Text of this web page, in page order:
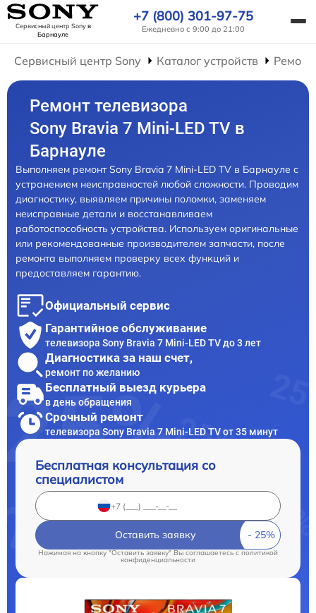
Сервисный центр Sonyв
Барнауле
+7 (800) 301-97-75
Ежедневно с 9:00 до 21:00
Сервисный центр Sony Каталог устройств Ремонт
Ремонт телевизора
Sony Bravia 7 Mini-LED TV в
Барнауле
Выполняем ремонт Sony Bravia 7 Mini-LED TV в Барнауле с
устранением неисправностей любой сложности. Проводим
диагностику, выявляем причины поломки, заменяем
неисправные детали и восстанавливаем
работоспособность устройства. Используем оригинальные
или рекомендованные производителем запчасти, после
ремонта выполняем проверку всех функций и
предоставляем гарантию.
Официальный сервис
Гарантийное обслуживание
телевизора Sony Bravia 7 Mini-LED TV до 3 лет
Диагностика за наш счет,
ремонт по желанию
Бесплатный выезд курьера
в день обращения
Срочный ремонт
телевизора Sony Bravia 7 Mini-LED TV от 35 минут
Бесплатная консультация со
специалистом
Оставить заявку
Нажимая на кнопку "Оставить заявку" Вы соглашаетесь c политикой
конфиденциальности